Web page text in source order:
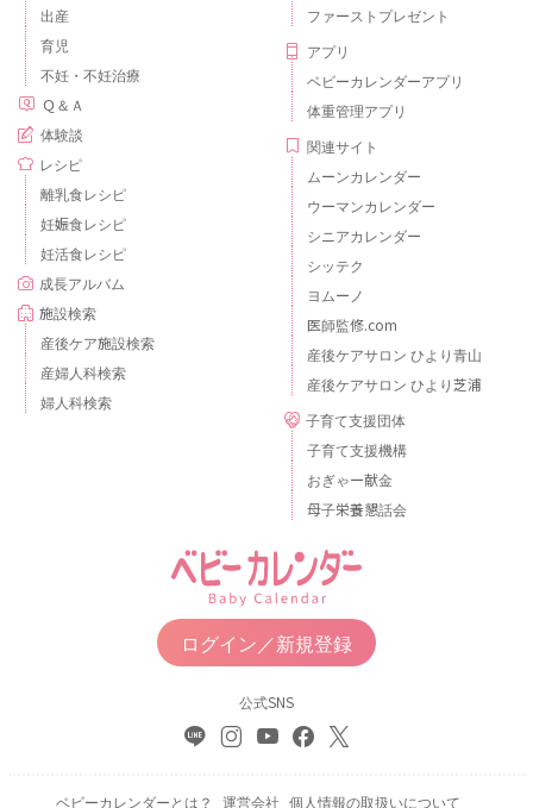
出産
育児
不妊・不妊治療
Ｑ＆Ａ
体験談
レシピ
離乳食レシピ
妊娠食レシピ
妊活食レシピ
成長アルバム
施設検索
産後ケア施設検索
産婦人科検索
婦人科検索
ファーストプレゼント
アプリ
ベビーカレンダーアプリ
体重管理アプリ
関連サイト
ムーンカレンダー
ウーマンカレンダー
シニアカレンダー
シッテク
ヨムーノ
医師監修.com
産後ケアサロン ひより青山
産後ケアサロン ひより芝浦
子育て支援団体
子育て支援機構
おぎゃー献金
母子栄養懇話会
ログイン／新規登録
公式SNS
ベビーカレンダーとは？ 運営会社 個人情報の取扱いについて